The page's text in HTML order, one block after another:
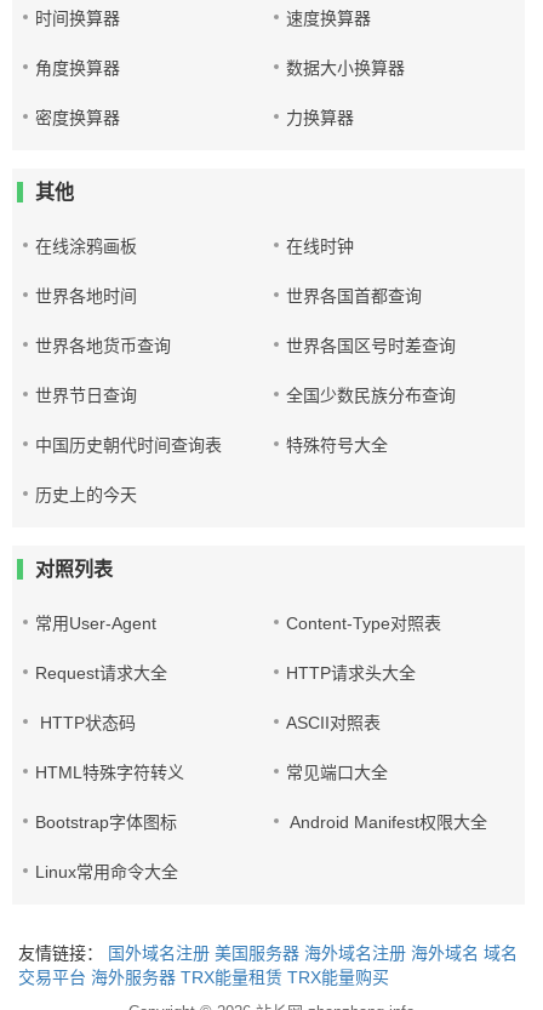
时间换算器 速度换算器
角度换算器 数据大小换算器
密度换算器 力换算器
其他
在线涂鸦画板 在线时钟
世界各地时间 世界各国首都查询
世界各地货币查询 世界各国区号时差查询
世界节日查询 全国少数民族分布查询
中国历史朝代时间查询表 特殊符号大全
历史上的今天
对照列表
常用User-Agent Content-Type对照表
Request请求大全 HTTP请求头大全
HTTP状态码 ASCII对照表
HTML特殊字符转义 常见端口大全
Bootstrap字体图标 Android Manifest权限大全
Linux常用命令大全
友情链接： 国外域名注册 美国服务器 海外域名注册 海外域名 域名
交易平台 海外服务器 TRX能量租赁 TRX能量购买